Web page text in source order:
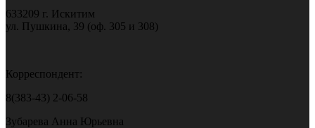
633209 г. Искитим
ул. Пушкина, 39 (оф. 305 и 308)
Корреспондент:
8(383-43) 2-06-58
Зубарева Анна Юрьевна